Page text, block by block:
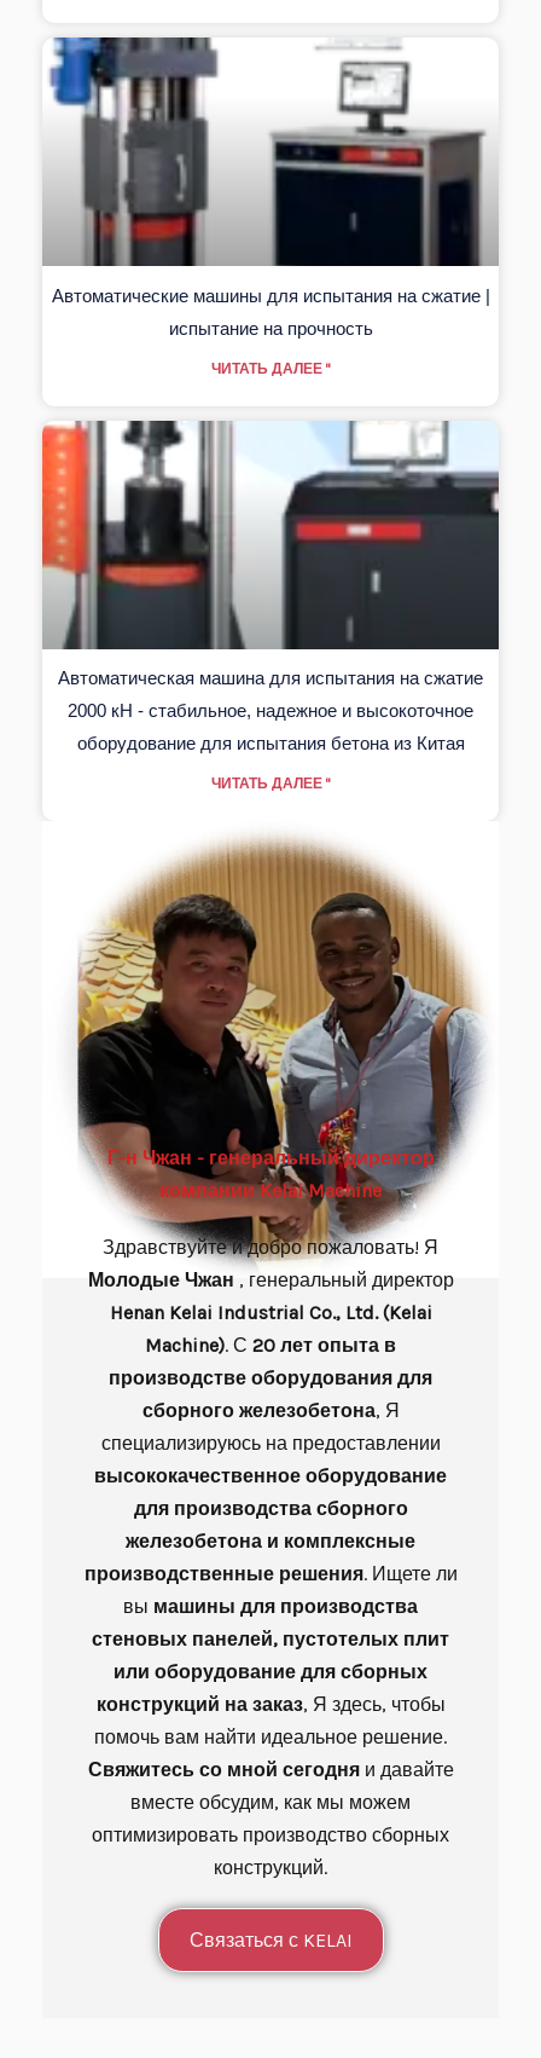
Автоматические машины для испытания на сжатие |
испытание на прочность
ЧИТАТЬ ДАЛЕЕ "
Автоматическая машина для испытания на сжатие
2000 кН - стабильное, надежное и высокоточное
оборудование для испытания бетона из Китая
ЧИТАТЬ ДАЛЕЕ "
Г-н Чжан - генеральный директор
компании Kelai Machine
Здравствуйте и добро пожаловать! Я
Молодые Чжан , генеральный директор
Henan Kelai Industrial Co., Ltd. (Kelai
Machine). С 20 лет опыта в
производстве оборудования для
сборного железобетона, Я
специализируюсь на предоставлении
высококачественное оборудование
для производства сборного
железобетона и комплексные
производственные решения. Ищете ли
вы машины для производства
стеновых панелей, пустотелых плит
или оборудование для сборных
конструкций на заказ, Я здесь, чтобы
помочь вам найти идеальное решение.
Свяжитесь со мной сегодняи давайте
вместе обсудим, как мы можем
оптимизировать производство сборных
конструкций.
Связаться с KELAI